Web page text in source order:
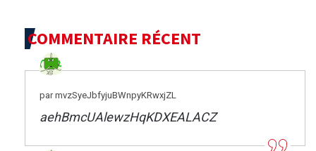
COMMENTAIRE RÉCENT
par mvzSyeJbfyjuBWnpyKRwxjZL
aehBmcUAlewzHqKDXEALACZ